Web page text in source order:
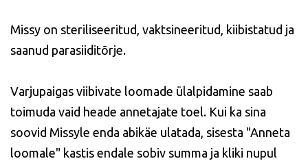
Missy on steriliseeritud, vaktsineeritud, kiibistatud ja
saanud parasiiditõrje.
Varjupaigas viibivate loomade ülalpidamine saab
toimuda vaid heade annetajate toel. Kui ka sina
soovid Missyle enda abikäe ulatada, sisesta "Anneta
loomale" kastis endale sobiv summa ja kliki nupul